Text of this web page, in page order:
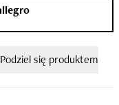
Podziel się produktem